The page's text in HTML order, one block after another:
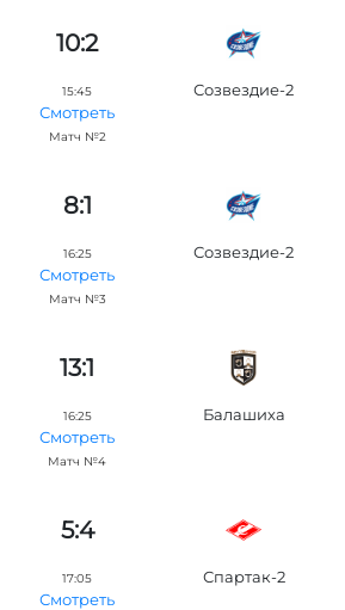
10:2
15:45
Смотреть
Матч №2
Созвездие-2
8:1
16:25
Смотреть
Матч №3
Созвездие-2
13:1
16:25
Смотреть
Матч №4
Балашиха
5:4
17:05
Смотреть
Спартак-2